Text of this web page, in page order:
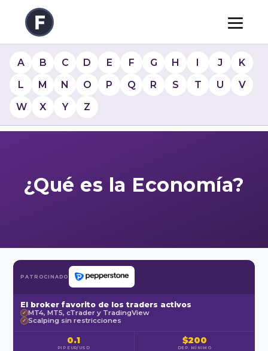
A B C D E F G H I J
K
L
M N O P Q R S T U
V
W
X Y Z
¿Qué es la Economía?
PATROCINADO
El broker favorito de los traders activos
✓ MT4, MT5, cTrader y TradingView
✓ Scalping sin restricciones
0.1
PIP EUR/USD
$200
DEP. MÍNIMO